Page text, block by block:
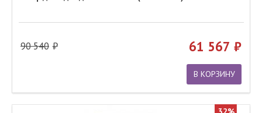
90 540 61 567
В КОРЗИНУ